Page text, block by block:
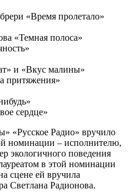
«Время пролетало»
«Темная полоса»
и «Вкус малины»
притяжения»
сердце»
«Русское Радио» вручило
номинации – исполнителю,
экологичного поведения
в этой номинации
сцене ей вручила
Светлана Радионова.